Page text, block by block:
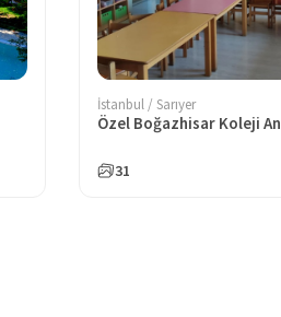
İstanbul / Sarıyer
31